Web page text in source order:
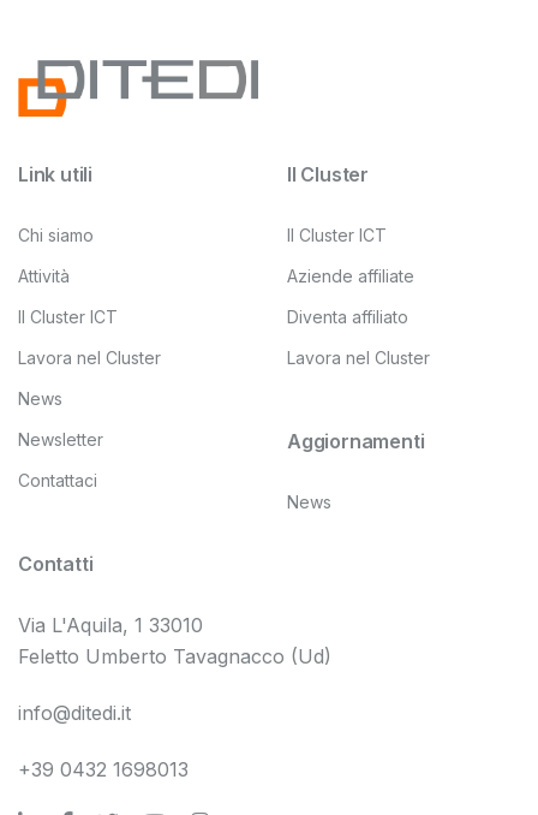
Link utili
Chi siamo
Attività
Il Cluster ICT
Lavora nel Cluster
News
Newsletter
Contattaci
Il Cluster
Il Cluster ICT
Aziende affiliate
Diventa affiliato
Lavora nel Cluster
Aggiornamenti
News
Contatti
Via L'Aquila, 1 33010
Feletto Umberto Tavagnacco (Ud)
info@ditedi.it
+39 0432 1698013